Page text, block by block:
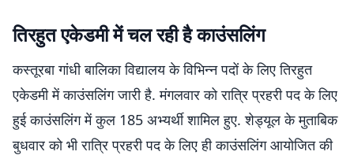
तिरहुत एकेडमी में चल रही है काउंसलिंग
कस्तूरबा गांधी बालिका विद्यालय के विभिन्न पदों के लिए तिरहुत
एकेडमी में काउंसलिंग जारी है. मंगलवार को रात्रि प्रहरी पद के लिए
हुई काउंसलिंग में कुल 185 अभ्यर्थी शामिल हुए. शेड्यूल के मुताबिक
बुधवार को भी रात्रि प्रहरी पद के लिए ही काउंसलिंग आयोजित की